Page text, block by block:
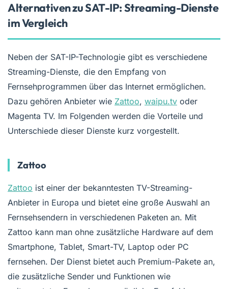
Alternativen zu SAT-IP: Streaming-Dienste
im Vergleich
Neben der SAT-IP-Technologie gibt es verschiedene
Streaming-Dienste, die den Empfang von
Fernsehprogrammen über das Internet ermöglichen.
Dazu gehören Anbieter wie Zattoo, waipu.tv oder
Magenta TV. Im Folgenden werden die Vorteile und
Unterschiede dieser Dienste kurz vorgestellt.
Zattoo
Zattoo ist einer der bekanntesten TV-Streaming-
Anbieter in Europa und bietet eine große Auswahl an
Fernsehsendern in verschiedenen Paketen an. Mit
Zattoo kann man ohne zusätzliche Hardware auf dem
Smartphone, Tablet, Smart-TV, Laptop oder PC
fernsehen. Der Dienst bietet auch Premium-Pakete an,
die zusätzliche Sender und Funktionen wie